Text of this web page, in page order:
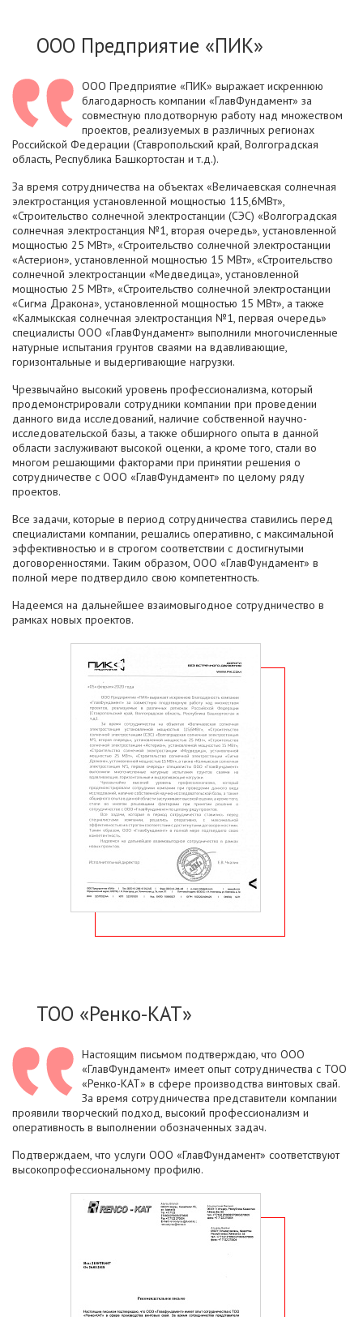
ООО Предприятие «ПИК»
ООО Предприятие «ПИК» выражает искреннюю
благодарность компании «ГлавФундамент» за
совместную плодотворную работу над множеством
проектов, реализуемых в различных регионах
Российской Федерации (Ставропольский край, Волгоградская
область, Республика Башкортостан и т.д.).
За время сотрудничества на объектах «Величаевская солнечная
электростанция установленной мощностью 115,6МВт»,
«Строительство солнечной электростанции (СЭС) «Волгоградская
солнечная электростанция №1, вторая очередь», установленной
мощностью 25 МВт», «Строительство солнечной электростанции
«Астерион», установленной мощностью 15 МВт», «Строительство
солнечной электростанции «Медведица», установленной
мощностью 25 МВт», «Строительство солнечной электростанции
«Сигма Дракона», установленной мощностью 15 МВт», а также
«Калмыкская солнечная электростанция №1, первая очередь»
специалисты ООО «ГлавФундамент» выполнили многочисленные
натурные испытания грунтов сваями на вдавливающие,
горизонтальные и выдергивающие нагрузки.
Чрезвычайно высокий уровень профессионализма, который
продемонстрировали сотрудники компании при проведении
данного вида исследований, наличие собственной научно-
исследовательской базы, а также обширного опыта в данной
области заслуживают высокой оценки, а кроме того, стали во
многом решающими факторами при принятии решения о
сотрудничестве с ООО «ГлавФундамент» по целому ряду
проектов.
Все задачи, которые в период сотрудничества ставились перед
специалистами компании, решались оперативно, с максимальной
эффективностью и в строгом соответствии с достигнутыми
договоренностями. Таким образом, ООО «ГлавФундамент» в
полной мере подтвердило свою компетентность.
Надеемся на дальнейшее взаимовыгодное сотрудничество в
рамках новых проектов.
ТОО «Ренко-КАТ»
Настоящим письмом подтверждаю, что ООО
«ГлавФундамент» имеет опыт сотрудничества с ТОО
«Ренко-КАТ» в сфере производства винтовых свай.
За время сотрудничества представители компании
проявили творческий подход, высокий профессионализм и
оперативность в выполнении обозначенных задач.
Подтверждаем, что услуги ООО «ГлавФундамент» соответствуют
высокопрофессиональному профилю.